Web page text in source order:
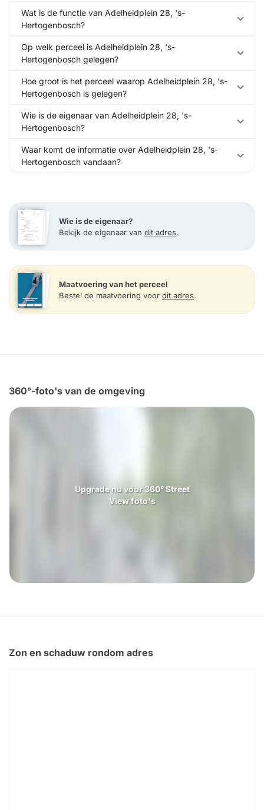
Wat is de functie van Adelheidplein 28, 's-
Hertogenbosch?
Op welk perceel is Adelheidplein 28, 's-
Hertogenbosch gelegen?
Hoe groot is het perceel waarop Adelheidplein 28, 's-
Hertogenbosch is gelegen?
Wie is de eigenaar van Adelheidplein 28, 's-
Hertogenbosch?
Waar komt de informatie over Adelheidplein 28, 's-
Hertogenbosch vandaan?
Wie is de eigenaar?
Bekijk de eigenaar van dit adres.
Maatvoering van het perceel
Bestel de maatvoering voor dit adres.
360°-foto's van de omgeving
Upgrade nu voor 360° Street
View foto's
Zon en schaduw rondom adres